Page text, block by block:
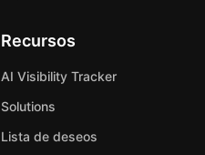
Recursos
AI Visibility Tracker
Solutions
Lista de deseos